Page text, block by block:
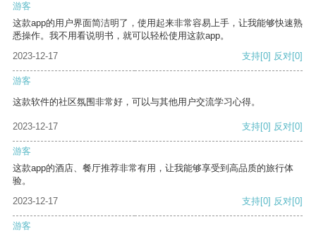
游客
这款app的用户界面简洁明了，使用起来非常容易上手，让我能够快速熟
悉操作。我不用看说明书，就可以轻松使用这款app。
2023-12-17
支持[0] 反对[0]
游客
这款软件的社区氛围非常好，可以与其他用户交流学习心得。
2023-12-17 支持[0] 反对[0]
游客
这款app的酒店、餐厅推荐非常有用，让我能够享受到高品质的旅行体
验。
2023-12-17
支持[0] 反对[0]
游客